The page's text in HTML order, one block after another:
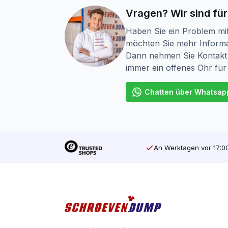
Geeignet für Weich- und Hartholz
Widerstandsfähig gegen schlechtes
SilverMate Outdoor – gebaut für den
Vragen? Wir sind
Haben Sie ein Problem
möchten Sie mehr
Dann nehmen Sie
immer ein offenes Ohr
Chatten über
An Werktagen vor